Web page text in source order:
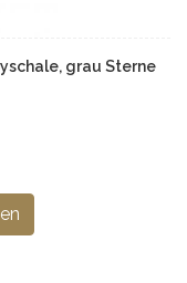
grau Sterne